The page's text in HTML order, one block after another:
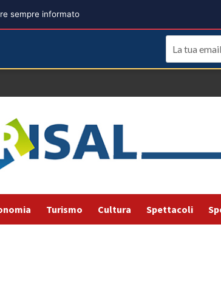
Turismo Cultura Spettacoli
sempre informato